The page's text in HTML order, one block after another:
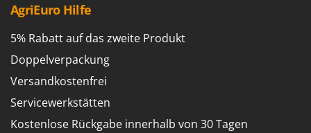
AgriEuro Hilfe
5% Rabatt auf das zweite Produkt
Doppelverpackung
Versandkostenfrei
Servicewerkstätten
Kostenlose Rückgabe innerhalb von 30 Tagen